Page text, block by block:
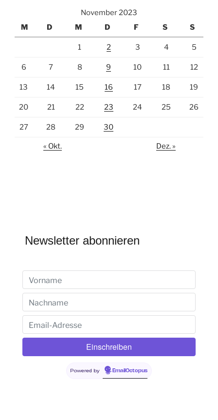
November 2023
M
D M D F S S
1 2 3 4 5
6 7 8 9 10 11 12
13 14 15 16 17 18 19
20 21 22 23 24 25 26
27 28 29 30
« Okt. Dez. »
Newsletter abonnieren
Powered by EmailOctopus